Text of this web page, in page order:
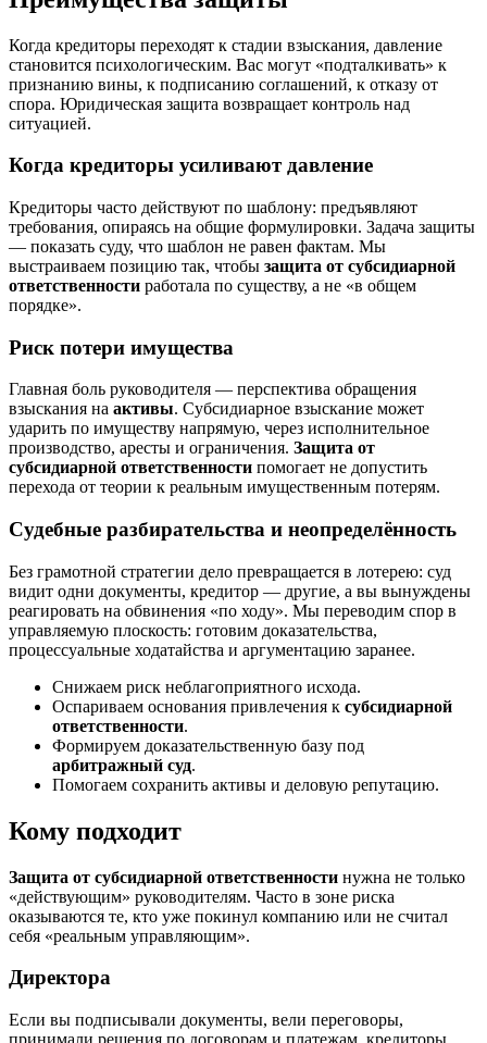
Когда кредиторы переходят к стадии взыскания, давление
становится психологическим. Вас могут «подталкивать» к
признанию вины, к подписанию соглашений, к отказу от
спора. Юридическая защита возвращает контроль над
ситуацией.
Когда кредиторы усиливают давление
Кредиторы часто действуют по шаблону: предъявляют
требования, опираясь на общие формулировки. Задача защиты
— показать суду, что шаблон не равен фактам. Мы
выстраиваем позицию так, чтобы защита от субсидиарной
ответственности работала по существу, а не «в общем
порядке».
Риск потери имущества
Главная боль руководителя — перспектива обращения
взыскания на активы. Субсидиарное взыскание может
ударить по имуществу напрямую, через исполнительное
производство, аресты и ограничения. Защита от
субсидиарной ответственности помогает не допустить
перехода от теории к реальным имущественным потерям.
Судебные разбирательства и неопределённость
Без грамотной стратегии дело превращается в лотерею: суд
видит одни документы, кредитор — другие, а вы вынуждены
реагировать на обвинения «по ходу». Мы переводим спор в
управляемую плоскость: готовим доказательства,
процессуальные ходатайства и аргументацию заранее.
Снижаем риск неблагоприятного исхода.
Оспариваем основания привлечения к субсидиарной
ответственности.
Формируем доказательственную базу под
арбитражный суд.
Помогаем сохранить активы и деловую репутацию.
Кому подходит
Защита от субсидиарной ответственности нужна не только
«действующим» руководителям. Часто в зоне риска
оказываются те, кто уже покинул компанию или не считал
себя «реальным управляющим».
Директора
Если вы подписывали документы, вели переговоры,
принимали решения по договорам и платежам, кредиторы